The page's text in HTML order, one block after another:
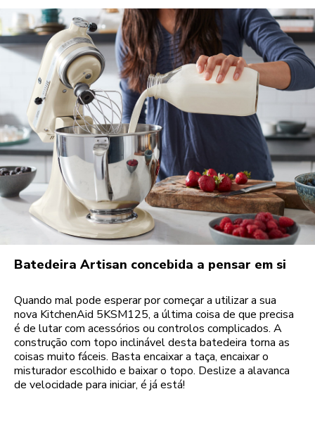
Batedeira Artisan concebida a pensar em si
Quando mal pode esperar por começar a utilizar a sua
nova KitchenAid 5KSM125, a última coisa de que precisa
é de lutar com acessórios ou controlos complicados. A
construção com topo inclinável desta batedeira torna as
coisas muito fáceis. Basta encaixar a taça, encaixar o
misturador escolhido e baixar o topo. Deslize a alavanca
de velocidade para iniciar, é já está!